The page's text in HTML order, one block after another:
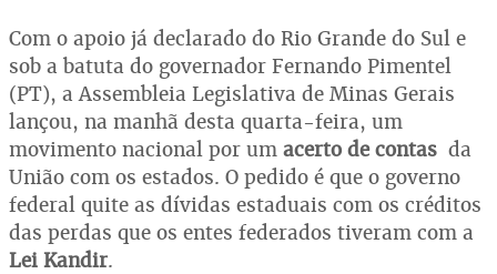
Com o apoio já declarado do Rio Grande do Sul e
sob a batuta do governador Fernando Pimentel
(PT), a Assembleia Legislativa de Minas Gerais
lançou, na manhã desta quarta-feira, um
movimento nacional por um acerto de contas da
União com os estados. O pedido é que o governo
federal quite as dívidas estaduais com os créditos
das perdas que os entes federados tiveram com a
Lei Kandir.